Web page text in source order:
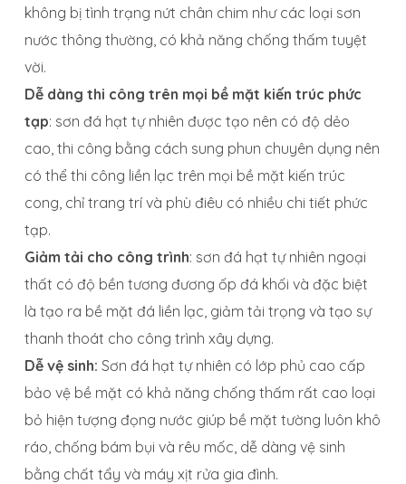
không bị tình trạng nứt chân chim như các loại sơn
nước thông thường, có khả năng chống thấm tuyệt
vời.
Dễ dàng thi công trên mọi bề mặt kiến trúc phức
tạp: sơn đá hạt tự nhiên được tạo nên có độ dẻo
cao, thi công bằng cách sung phun chuyên dụng nên
có thể thi công liền lạc trên mọi bề mặt kiến trúc
cong, chỉ trang trí và phù điêu có nhiều chi tiết phức
tạp.
Giảm tải cho công trình: sơn đá hạt tự nhiên ngoại
thất có độ bền tương đương ốp đá khối và đặc biệt
là tạo ra bề mặt đá liền lạc, giảm tải trọng và tạo sự
thanh thoát cho công trình xây dựng.
Dễ vệ sinh: Sơn đá hạt tự nhiên có lớp phủ cao cấp
bảo vệ bề mặt có khả năng chống thấm rất cao loại
bỏ hiện tượng đọng nước giúp bề mặt tường luôn khô
ráo, chống bám bụi và rêu mốc, dễ dàng vệ sinh
bằng chất tẩy và máy xịt rửa gia đình.